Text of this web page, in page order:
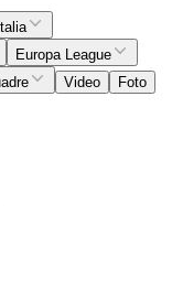
Europa League
Video
Foto